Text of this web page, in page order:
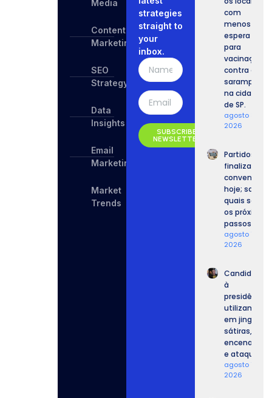
Media
Content
Marketing
SEO
Strategy
Data
Insights
Email
Marketing
Market
Trends
strategies
straight to
your
inbox.
SUBSCRIBE
NEWSLETTER
com
menos
espera
para
vacinação
contra o
sarampo
na cidade
de SP.
agosto 8,
2026
Partidos
finalizam
convenções
hoje; saiba
quais serão
os próximos
passos.
agosto 7,
2026
Candidatos
à
presidência
utilizam IA
em jingles,
sátiras,
encenações
e ataques.
agosto 7,
2026